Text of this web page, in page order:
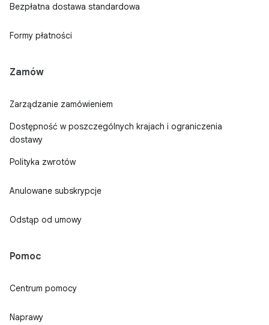
Bezpłatna dostawa standardowa
Formy płatności
Zamów
Zarządzanie zamówieniem
Dostępność w poszczególnych krajach i ograniczenia
dostawy
Polityka zwrotów
Anulowane subskrypcje
Odstąp od umowy
Pomoc
Centrum pomocy
Naprawy